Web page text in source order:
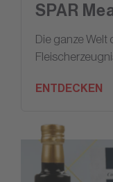
SPAR
Die ganze Welt
ENTDECKEN